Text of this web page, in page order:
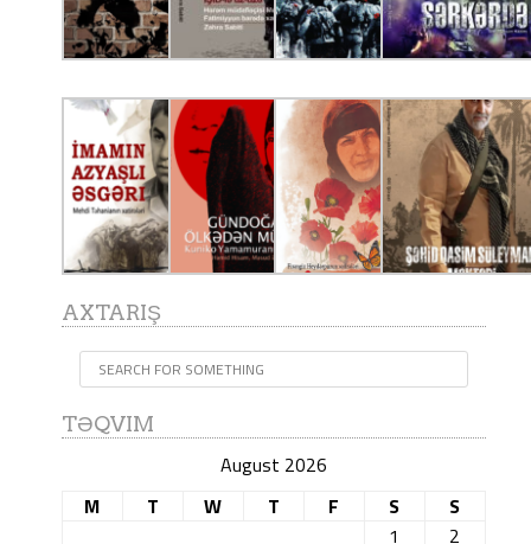
AXTARIŞ
TƏQVIM
August 2026
M
T W T F S
S
1
2